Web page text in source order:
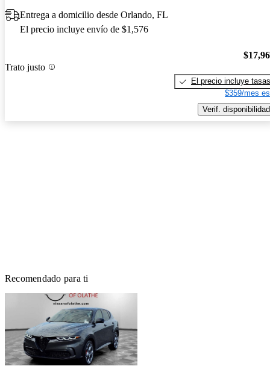
Entrega a domicilio desde Orlando, FL
El precio incluye envío de $1,576
Trato justo
El precio incluye tasas
$359/mes
Verif. disponibilidad
Recomendado para ti